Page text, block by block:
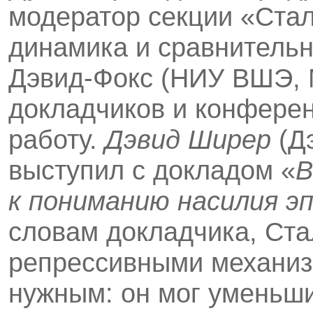
модератор секции
динамика и
Дэвид-Фокс (НИУ ВШЭ,
докладчиков и
работу. Дэвид Ширер
выступил с докладом «
к пониманию насилия
словам докладчика,
репрессивными
нужным: он мог